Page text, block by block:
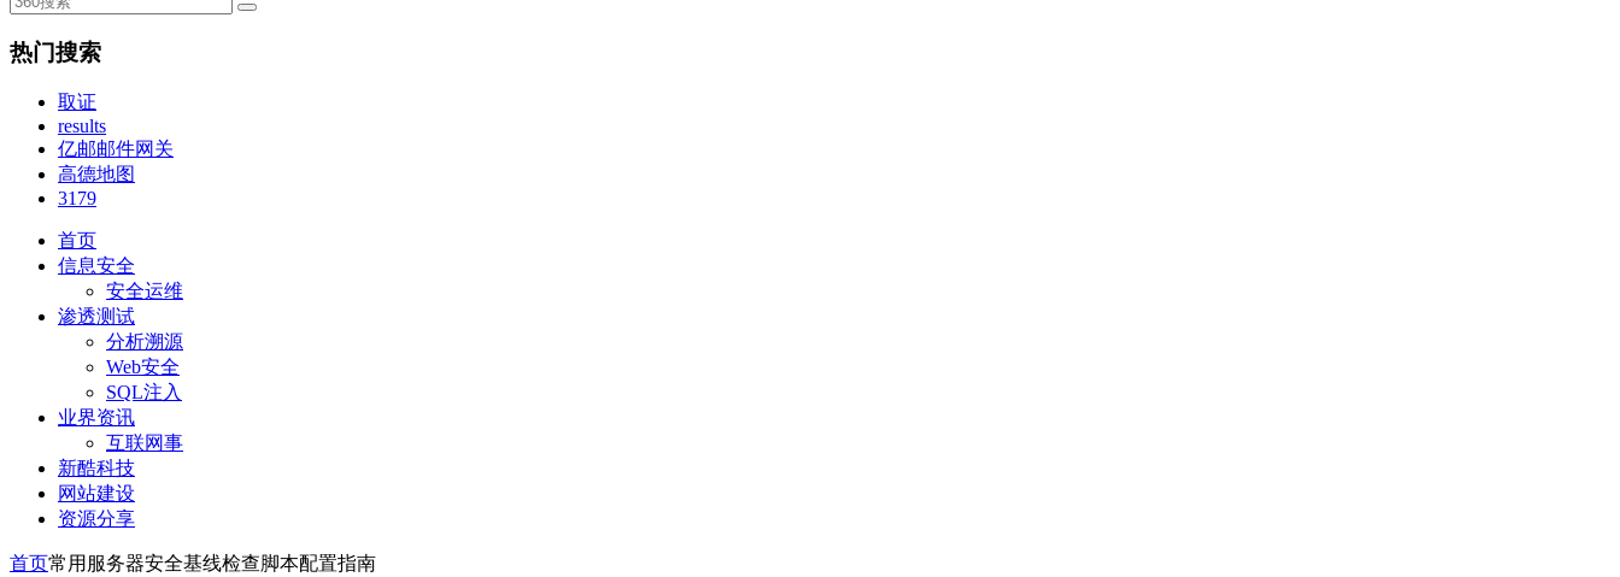
热门搜索
取证
results
亿邮邮件网关
高德地图
3179
首页
信息安全
安全运维
渗透测试
分析溯源
Web安全
SQL注入
业界资讯
互联网事
新酷科技
网站建设
资源分享
首页常用服务器安全基线检查脚本配置指南